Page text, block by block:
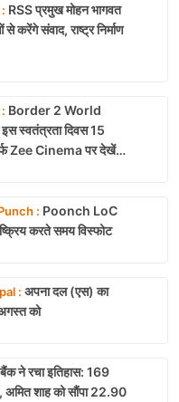
RSS प्रमुख मोहन भागवत
संवाद, राष्ट्र निर्माण
Border 2 World
स्वतंत्रता दिवस 15
Zee Cinema पर देखें
: Poonch LoC
करते समय विस्फोट
: अपना दल (एस) का
को
बैंक ने रचा इतिहास: 169
अमित शाह को सौंपा 22.90